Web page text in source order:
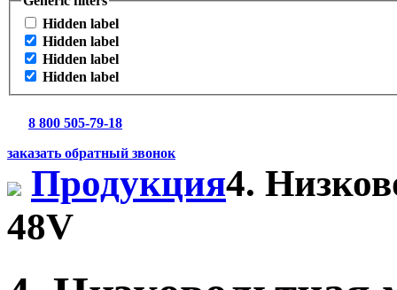
Hidden label
Hidden label
Hidden label
Hidden label
8 800 505-79-18
заказать обратный звонок
Продукция4.
48V